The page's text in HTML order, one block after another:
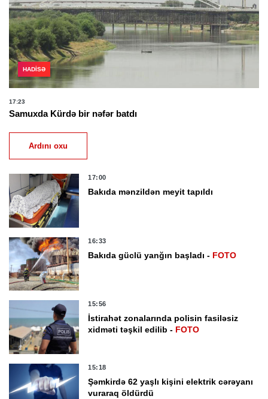
HADISƏ
17:23
Samuxda Kürdə bir nəfər batdı
Ardını oxu
17:00
Bakıda mənzildən meyit tapıldı
16:33
Bakıda güclü yanğın başladı - FOTO
15:56
İstirahət zonalarında polisin fasiləsiz
xidməti təşkil edilib - FOTO
15:18
Şəmkirdə 62 yaşlı kişini elektrik cərəyanı
vuraraq öldürdü